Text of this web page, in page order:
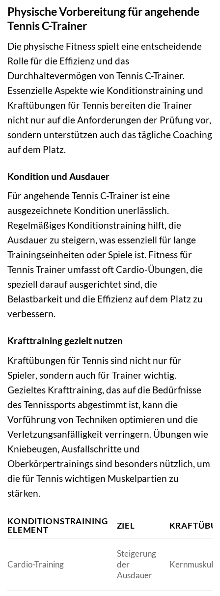
Physische Vorbereitung für angehende
Tennis C-Trainer
Die physische Fitness spielt eine entscheidende
Rolle für die Effizienz und das
Durchhaltevermögen von Tennis C-Trainer.
Essenzielle Aspekte wie Konditionstraining und
Kraftübungen für Tennis bereiten die Trainer
nicht nur auf die Anforderungen der Prüfung vor,
sondern unterstützen auch das tägliche Coaching
auf dem Platz.
Kondition und Ausdauer
Für angehende Tennis C-Trainer ist eine
ausgezeichnete Kondition unerlässlich.
Regelmäßiges Konditionstraining hilft, die
Ausdauer zu steigern, was essenziell für lange
Trainingseinheiten oder Spiele ist. Fitness für
Tennis Trainer umfasst oft Cardio-Übungen, die
speziell darauf ausgerichtet sind, die
Belastbarkeit und die Effizienz auf dem Platz zu
verbessern.
Krafttraining gezielt nutzen
Kraftübungen für Tennis sind nicht nur für
Spieler, sondern auch für Trainer wichtig.
Gezieltes Krafttraining, das auf die Bedürfnisse
des Tennissports abgestimmt ist, kann die
Vorführung von Techniken optimieren und die
Verletzungsanfälligkeit verringern. Übungen wie
Kniebeugen, Ausfallschritte und
Oberkörpertrainings sind besonders nützlich, um
die für Tennis wichtigen Muskelpartien zu
stärken.
KONDITIONSTRAINING
ELEMENT
ZIEL
Cardio-Training
Steigerung
der
Ausdauer